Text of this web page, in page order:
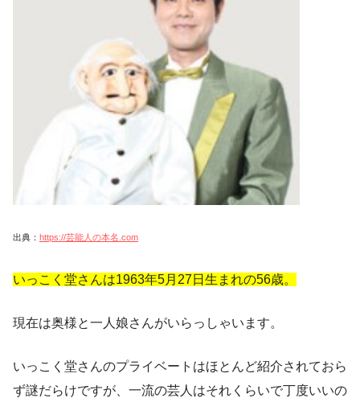
出典： https://芸能人の本名.com
いっこく堂さんは1963年5月27日生まれの56歳。
現在は奥様と一人娘さんがいらっしゃいます。
いっこく堂さんのプライベートはほとんど紹介されておら
ず謎だらけですが、一流の芸人はそれくらいで丁度いいの